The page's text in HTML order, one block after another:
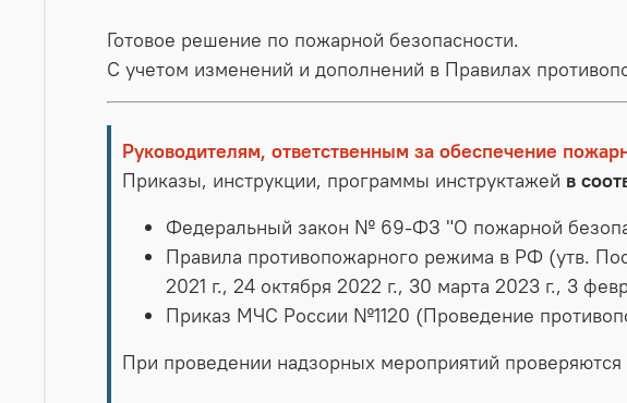
Готовое решение по пожарной безопасности.
С учетом изменений и дополнений в Правилах
Руководителям, ответственным за обеспечение
Приказы, инструкции, программы инструктажей в
Федеральный закон № 69-ФЗ "О пожарной
Правила противопожарного режима в РФ (утв.
2021 г., 24 октября 2022 г., 30 марта 2023 г., 3
Приказ МЧС России №1120 (Проведение
При проведении надзорных мероприятий